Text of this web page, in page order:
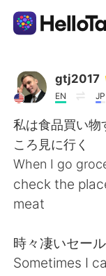
Dil Değişimi
Türkçe
English
繁體中文
gtj2017
EN JP
私は食品買い物
ころ見に行く
When I go
check the
meat
時々凄いセー
Sometimes I